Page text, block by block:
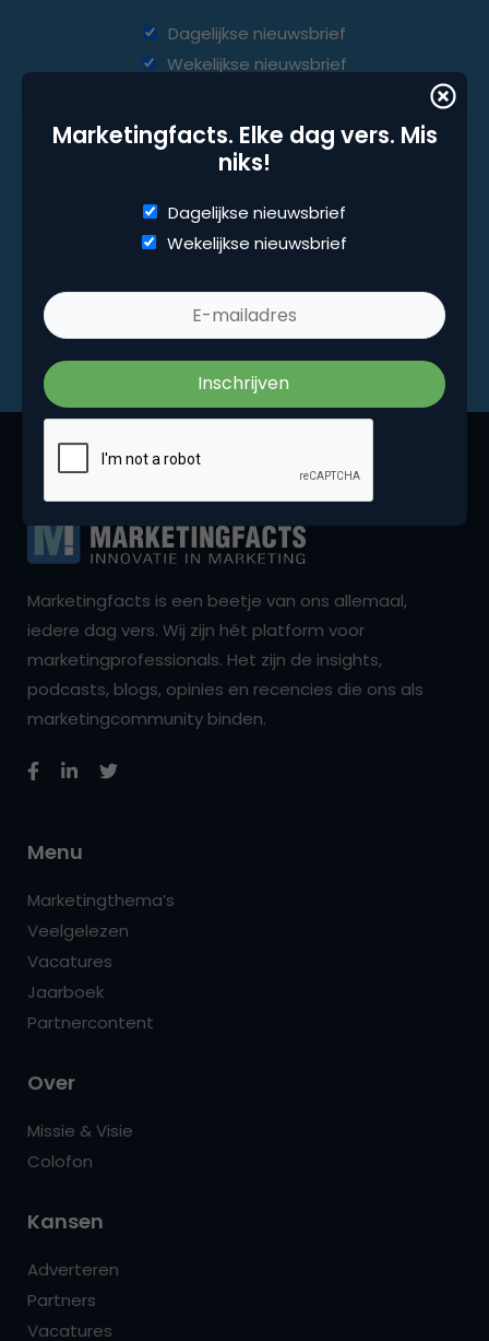
Marketingfacts. Elke dag vers. Mis
niks!
Dagelijkse nieuwsbrief
Wekelijkse nieuwsbrief
Dagelijkse nieuwsbrief
Wekelijkse nieuwsbrief
Marketingfacts is een beetje van ons allemaal,
iedere dag vers. Wij zijn hét platform voor
marketingprofessionals. Het zijn de insights,
podcasts, blogs, opinies en recencies die ons als
marketingcommunity binden.
Menu
Marketingthema’s
Veelgelezen
Vacatures
Jaarboek
Partnercontent
Over
Missie & Visie
Colofon
Kansen
Adverteren
Partners
Vacatures